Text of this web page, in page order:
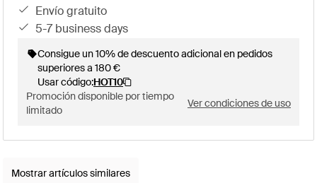
envío gratuito
5-7 business days
Consigue un 10% de descuento adicional en pedidos
superiores a 180 €
Usar código:HOT10
Promoción disponible por tiempo
limitado
Ver condiciones de uso
Mostrar artículos similares